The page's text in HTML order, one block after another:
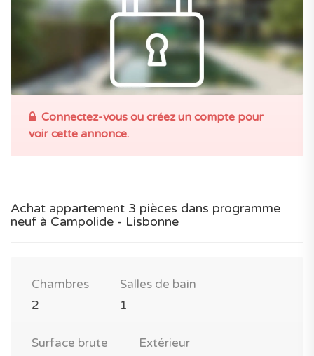
Connectez-vous ou créez un compte pour
voir cette annonce.
Achat appartement 3 pièces dans programme
neuf à Campolide - Lisbonne
Chambres
2
Salles de bain
1
Surface brute
Extérieur